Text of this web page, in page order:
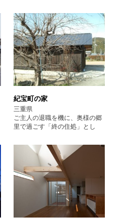
現できたのではないかと考えて
いる。 分類 建築家とつくる
家 平屋新築 変形地住宅
木質系、壁は白の漆喰で仕上げ
ていて、優しく、温かみのある
雰囲気となっている。平家でコ
ンパクトな家ではあるが、寡黙
で主張のある家となっている。
建築家 北村陸夫＋ズーム計画
工房 大阪府
の木材を使用した温かみ溢れる
ナチュラルな空間となっていま
す。 ご夫婦二人の終の棲家とし
て設計させて頂きました。郊外
ならではの薪ストーブもポイン
トとなっています。
紀宝町の家
三重県
ご主人の退職を機に、奥様の郷
里で過ごす「終の住処」とし
にも限りがあり、16坪のコンパ
クトな住まい。 ご夫婦二人で暮
らすには充分な空間である。 土
間玄関で水廻りとワンルームの
憩いの場を分けたのが特徴。 雨
が多いので、床高は高くして欲
しいと強い要望があった。 ひと
つ屋根はゆったりとした敷地に
美しく建っている。 分類 平屋